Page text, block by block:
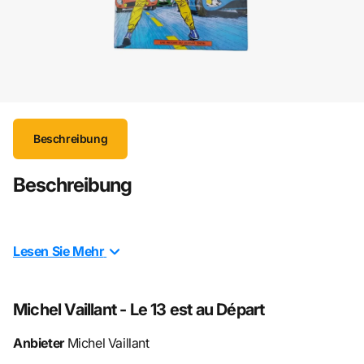
Beschreibung
Beschreibung
⚠️Wichtiger Hinweis:
Lesen Sie Mehr
Michel Vaillant - Le 13 est au Départ
AnbieterMichel Vaillant